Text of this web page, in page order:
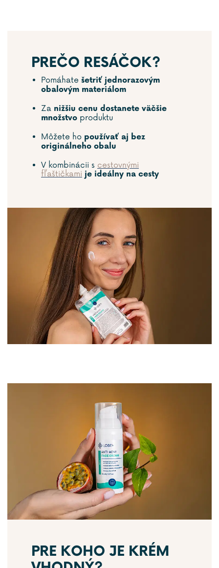
PREČO RESÁČOK?
Pomáhate šetriť jednorazovým
obalovým materiálom
Za nižšiu cenu dostanete väčšie
množstvo produktu
Môžete ho používať aj bez
originálneho obalu
V kombinácii s cestovnými
fľaštičkami je ideálny na cesty
PRE KOHO JE KRÉM